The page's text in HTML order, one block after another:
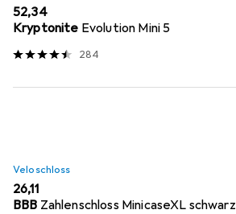
EUR
52,34
Kryptonite Evolution Mini 5
284
Veloschloss
EUR
26,11
BBB Zahlenschloss MinicaseXL schwarz